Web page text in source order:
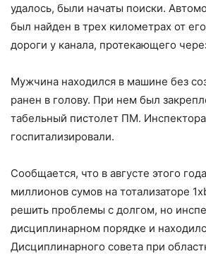
удалось, были начаты поиски.
был найден в трех километрах от
дороги у канала, протекающего
Мужчина находился в машине без
ранен в голову. При нем был
табельный пистолет ПМ.
госпитализировали.
Сообщается, что в августе этого
миллионов сумов на тотализаторе
решить проблемы с долгом, но
дисциплинарном порядке и
Дисциплинарного совета при